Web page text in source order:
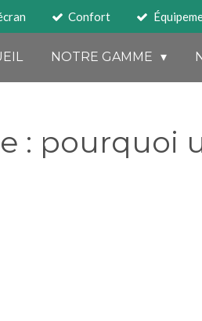
Confort
NOTRE GAMME
: pourquoi